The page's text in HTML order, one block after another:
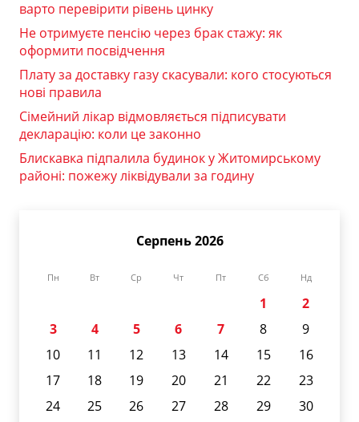
варто перевірити рівень цинку
Не отримуєте пенсію через брак стажу: як
оформити посвідчення
Плату за доставку газу скасували: кого стосуються
нові правила
Сімейний лікар відмовляється підписувати
декларацію: коли це законно
Блискавка підпалила будинок у Житомирському
районі: пожежу ліквідували за годину
Серпень 2026
Пн Вт Ср Чт Пт Сб Нд
1
2
3
4 5 6 7 8
9
10
11 12 13 14 15
16
17
18 19 20 21 22
23
24
25 26 27 28 29
30